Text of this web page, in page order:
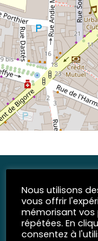
Nous utilisons
vous offrir
mémorisant vos
répétées. En
consentez à